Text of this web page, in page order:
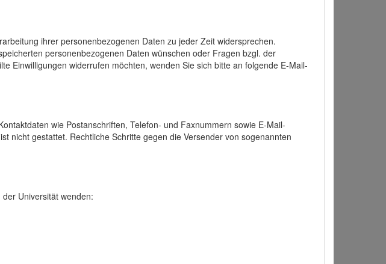
ihrer personenbezogenen Daten zu jeder Zeit widersprechen.
personenbezogenen Daten wünschen oder Fragen bzgl. der
Einwilligungen widerrufen möchten, wenden Sie sich bitte an folgende E-Mail-
wie Postanschriften, Telefon- und Faxnummern sowie E-Mail-
nicht gestattet. Rechtliche Schritte gegen die Versender von sogenannten
Universität wenden: